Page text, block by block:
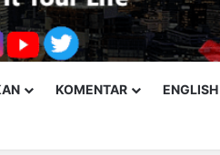
KOMENTAR